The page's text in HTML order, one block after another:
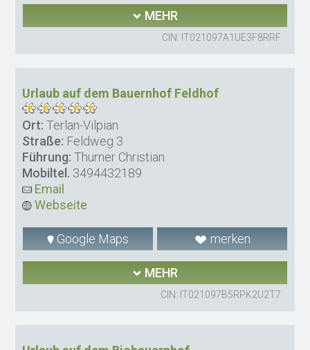
MEHR
CIN: IT021097A1UE3F8RRF
Urlaub auf dem Bauernhof Feldhof
Ort: Terlan-Vilpian
Straße: Feldweg 3
Führung: Thurner Christian
Mobiltel. 3494432189
Email
Webseite
Google Maps merken
MEHR
CIN: IT021097B5RPK2U2T7